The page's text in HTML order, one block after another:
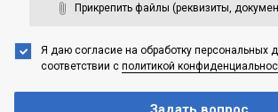
Прикрепить файлы (реквизиты,
Я даю согласие на обработку персональных
соответствии с политикой